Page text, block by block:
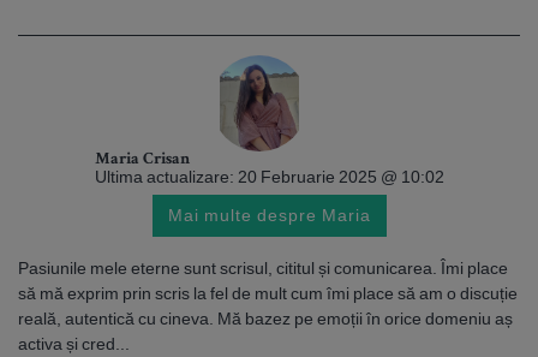
Maria Crisan
Ultima actualizare: 20 Februarie 2025 @ 10:02
Mai multe despre Maria
Pasiunile mele eterne sunt scrisul, cititul și comunicarea. Îmi place
să mă exprim prin scris la fel de mult cum îmi place să am o discuție
reală, autentică cu cineva. Mă bazez pe emoții în orice domeniu aș
activa și cred...